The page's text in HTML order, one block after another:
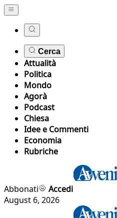
Cerca
Attualità
Politica
Mondo
Agorà
Podcast
Chiesa
Idee e Commenti
Economia
Rubriche
Abbonati
Accedi
August 6, 2026